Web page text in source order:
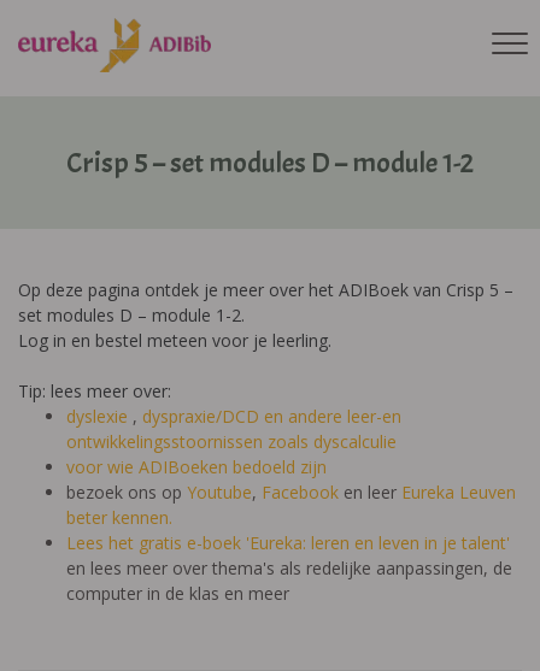
Crisp 5 – set modules D – module 1-2
Op deze pagina ontdek je meer over het ADIBoek van Crisp 5 –
set modules D – module 1-2.
Log in en bestel meteen voor je leerling.
Tip: lees meer over:
dyslexie , dyspraxie/DCD en andere leer-en
ontwikkelingsstoornissen zoals dyscalculie
voor wie ADIBoeken bedoeld zijn
bezoek ons op Youtube, Facebook en leer Eureka Leuven
beter kennen.
Lees het gratis e-boek 'Eureka: leren en leven in je talent'
en lees meer over thema's als redelijke aanpassingen, de
computer in de klas en meer